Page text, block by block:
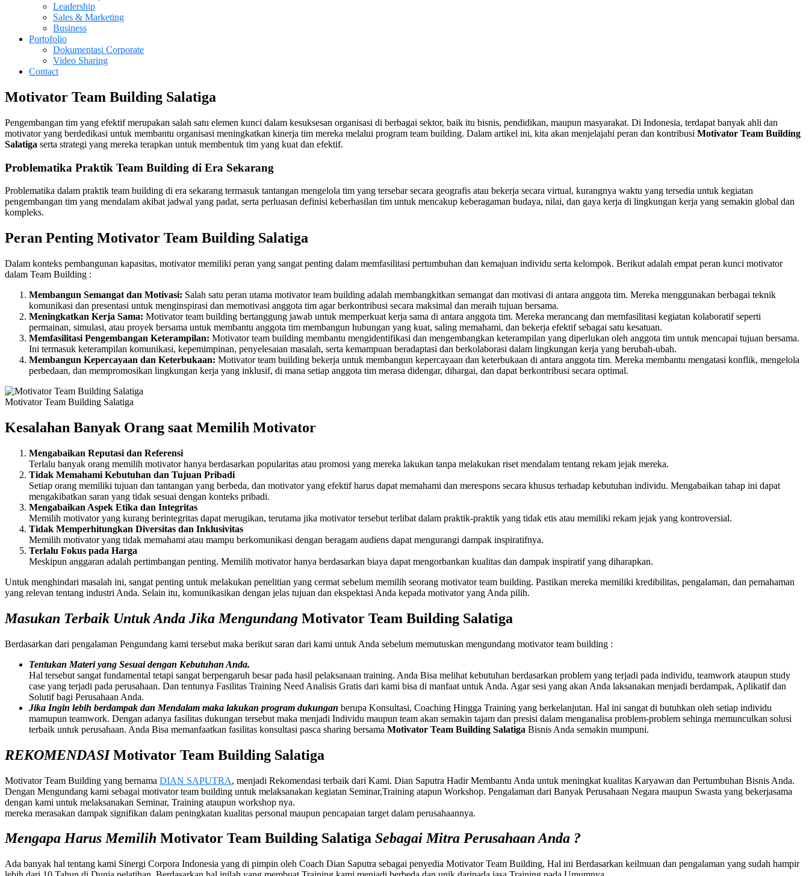
Leadership
Sales & Marketing
Business
Portofolio
Dokumentasi Corporate
Video Sharing
Contact
Motivator Team Building Salatiga
Pengembangan tim yang efektif merupakan salah satu elemen kunci dalam kesuksesan organisasi di berbagai sektor, baik itu bisnis, pendidikan, maupun masyarakat. Di Indonesia, terdapat banyak ahli dan
motivator yang berdedikasi untuk membantu organisasi meningkatkan kinerja tim mereka melalui program team building. Dalam artikel ini, kita akan menjelajahi peran dan kontribusi Motivator Team Building
Salatiga serta strategi yang mereka terapkan untuk membentuk tim yang kuat dan efektif.
Problematika Praktik Team Building di Era Sekarang
Problematika dalam praktik team building di era sekarang termasuk tantangan mengelola tim yang tersebar secara geografis atau bekerja secara virtual, kurangnya waktu yang tersedia untuk kegiatan
pengembangan tim yang mendalam akibat jadwal yang padat, serta perluasan definisi keberhasilan tim untuk mencakup keberagaman budaya, nilai, dan gaya kerja di lingkungan kerja yang semakin global dan
kompleks.
Peran Penting Motivator Team Building Salatiga
Dalam konteks pembangunan kapasitas, motivator memiliki peran yang sangat penting dalam memfasilitasi pertumbuhan dan kemajuan individu serta kelompok. Berikut adalah empat peran kunci motivator
dalam Team Building :
Membangun Semangat dan Motivasi: Salah satu peran utama motivator team building adalah membangkitkan semangat dan motivasi di antara anggota tim. Mereka menggunakan berbagai teknik
komunikasi dan presentasi untuk menginspirasi dan memotivasi anggota tim agar berkontribusi secara maksimal dan meraih tujuan bersama.
Meningkatkan Kerja Sama: Motivator team building bertanggung jawab untuk memperkuat kerja sama di antara anggota tim. Mereka merancang dan memfasilitasi kegiatan kolaboratif seperti
permainan, simulasi, atau proyek bersama untuk membantu anggota tim membangun hubungan yang kuat, saling memahami, dan bekerja efektif sebagai satu kesatuan.
Memfasilitasi Pengembangan Keterampilan: Motivator team building membantu mengidentifikasi dan mengembangkan keterampilan yang diperlukan oleh anggota tim untuk mencapai tujuan bersama.
Ini termasuk keterampilan komunikasi, kepemimpinan, penyelesaian masalah, serta kemampuan beradaptasi dan berkolaborasi dalam lingkungan kerja yang berubah-ubah.
Membangun Kepercayaan dan Keterbukaan: Motivator team building bekerja untuk membangun kepercayaan dan keterbukaan di antara anggota tim. Mereka membantu mengatasi konflik, mengelola
perbedaan, dan mempromosikan lingkungan kerja yang inklusif, di mana setiap anggota tim merasa didengar, dihargai, dan dapat berkontribusi secara optimal.
Motivator Team Building Salatiga
Kesalahan Banyak Orang saat Memilih Motivator
Mengabaikan Reputasi dan Referensi
Terlalu banyak orang memilih motivator hanya berdasarkan popularitas atau promosi yang mereka lakukan tanpa melakukan riset mendalam tentang rekam jejak mereka.
Tidak Memahami Kebutuhan dan Tujuan Pribadi
Setiap orang memiliki tujuan dan tantangan yang berbeda, dan motivator yang efektif harus dapat memahami dan merespons secara khusus terhadap kebutuhan individu. Mengabaikan tahap ini dapat
mengakibatkan saran yang tidak sesuai dengan konteks pribadi.
Mengabaikan Aspek Etika dan Integritas
Memilih motivator yang kurang berintegritas dapat merugikan, terutama jika motivator tersebut terlibat dalam praktik-praktik yang tidak etis atau memiliki rekam jejak yang kontroversial.
Tidak Memperhitungkan Diversitas dan Inklusivitas
Memilih motivator yang tidak memahami atau mampu berkomunikasi dengan beragam audiens dapat mengurangi dampak inspiratifnya.
Terlalu Fokus pada Harga
Meskipun anggaran adalah pertimbangan penting. Memilih motivator hanya berdasarkan biaya dapat mengorbankan kualitas dan dampak inspiratif yang diharapkan.
Untuk menghindari masalah ini, sangat penting untuk melakukan penelitian yang cermat sebelum memilih seorang motivator team building. Pastikan mereka memiliki kredibilitas, pengalaman, dan pemahaman
yang relevan tentang industri Anda. Selain itu, komunikasikan dengan jelas tujuan dan ekspektasi Anda kepada motivator yang Anda pilih.
Masukan Terbaik Untuk Anda Jika Mengundang Motivator Team Building Salatiga
Berdasarkan dari pengalaman Pengundang kami tersebut maka berikut saran dari kami untuk Anda sebelum memutuskan mengundang motivator team building :
Tentukan Materi yang Sesuai dengan Kebutuhan Anda.
Hal tersebut sangat fundamental tetapi sangat berpengaruh besar pada hasil pelaksanaan training. Anda Bisa melihat kebutuhan berdasarkan problem yang terjadi pada individu, teamwork ataupun study
case yang terjadi pada perusahaan. Dan tentunya Fasilitas Training Need Analisis Gratis dari kami bisa di manfaat untuk Anda. Agar sesi yang akan Anda laksanakan menjadi berdampak, Aplikatif dan
Solutif bagi Perusahaan Anda.
Jika Ingin lebih berdampak dan Mendalam maka lakukan program dukungan berupa Konsultasi, Coaching Hingga Training yang berkelanjutan. Hal ini sangat di butuhkan oleh setiap individu
mamupun teamwork. Dengan adanya fasilitas dukungan tersebut maka menjadi Individu maupun team akan semakin tajam dan presisi dalam menganalisa problem-problem sehinga memunculkan solusi
terbaik untuk perusahaan. Anda Bisa memanfaatkan fasilitas konsultasi pasca sharing bersama Motivator Team Building Salatiga Bisnis Anda semakin mumpuni.
REKOMENDASIMotivator Team Building Salatiga
Motivator Team Building yang bernama DIAN SAPUTRA, menjadi Rekomendasi terbaik dari Kami. Dian Saputra Hadir Membantu Anda untuk meningkat kualitas Karyawan dan Pertumbuhan Bisnis Anda.
Dengan Mengundang kami sebagai motivator team building untuk melaksanakan kegiatan Seminar,Training atapun Workshop. Pengalaman dari Banyak Perusahaan Negara maupun Swasta yang bekerjasama
dengan kami untuk melaksanakan Seminar, Training ataupun workshop nya.
mereka merasakan dampak signifikan dalam peningkatan kualitas personal maupun pencapaian target dalam perusahaannya.
Mengapa Harus Memilih Motivator Team Building Salatiga Sebagai Mitra Perusahaan Anda ?
Ada banyak hal tentang kami Sinergi Corpora Indonesia yang di pimpin oleh Coach Dian Saputra sebagai penyedia Motivator Team Building, Hal ini Berdasarkan keilmuan dan pengalaman yang sudah hampir